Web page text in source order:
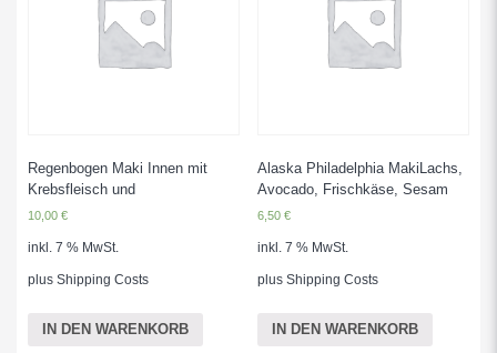
Regenbogen Maki Innen mit
Krebsfleisch und
10,00 €
inkl. 7 % MwSt.
plus Shipping Costs
IN DEN WARENKORB
Alaska Philadelphia MakiLachs,
Avocado, Frischkäse, Sesam
6,50 €
inkl. 7 % MwSt.
plus Shipping Costs
IN DEN WARENKORB